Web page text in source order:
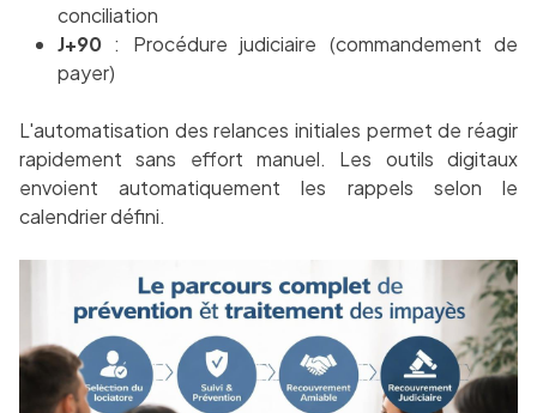
conciliation
J+90 : Procédure judiciaire (commandement de
payer)
L'automatisation des relances initiales permet de réagir
rapidement sans effort manuel. Les outils digitaux
envoient automatiquement les rappels selon le
calendrier défini.